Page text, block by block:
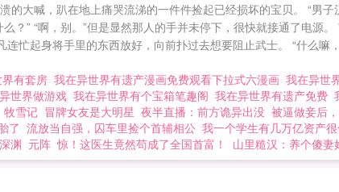
大喊，趴在地上痛哭流涕的一件件捡起已经损坏的宝贝。 “男子
” “啊，别。”但是显然那人的手并未停下，很快就接通了电源
忙起身将手里的东西放好，向前扑过去想要阻止武士。 “什么嘛
有套房 我在异世界有遗产漫画免费观看下拉式六漫画 我在异世
世界做游戏 我在异世界有个宝箱笔趣阁 我在异世界有遗产免费
牧雪记 冒牌女友是大明星 夜半直播：前方诡异出没 被逼做妾后
了 流放当自强，囚车里捡个首辅相公 我一个学生有几万亿资产
渊 元阵 惊！这医生竟然苟成了全国首富！ 山里糙汉：养个傻妻